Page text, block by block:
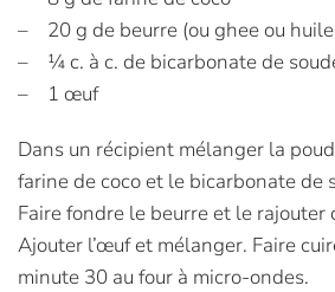
– 20 g de beurre (ou ghee ou huile
– ¼ c. à c. de bicarbonate de
– 1 œuf
Dans un récipient mélanger la
farine de coco et le bicarbonate de
Faire fondre le beurre et le
Ajouter l’œuf et mélanger. Faire
minute 30 au four à micro-ondes.